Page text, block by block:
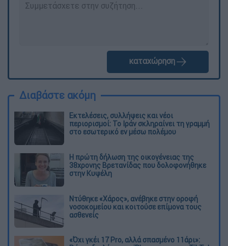
καταχώρηση
Διαβάστε ακόμη
Εκτελέσεις, συλλήψεις και νέοι
περιορισμοί: Το Ιράν σκληραίνει τη γραμμή
στο εσωτερικό εν μέσω πολέμου
Η πρώτη δήλωση της οικογένειας της
38χρονης Βρετανίδας που δολοφονήθηκε
στην Κυψέλη
Ντύθηκε «Χάρος», ανέβηκε στην οροφή
νοσοκομείου και κοιτούσε επίμονα τους
ασθενείς
«Όχι γκέι 17 Pro, αλλά σπασμένο 11άρι»: